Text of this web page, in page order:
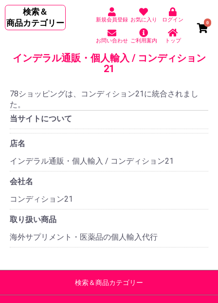
検索＆
商品カテゴリー
新規会員登録 お気に入り ログイン
お問い合わせ ご利用案内 トップ
0
インデラル通販・個人輸入 / コンディション
21
78ショッピングは、コンディション21に統合されまし
た。
当サイトについて
店名
インデラル通販・個人輸入 / コンディション21
会社名
コンディション21
取り扱い商品
海外サプリメント・医薬品の個人輸入代行
検索＆商品カテゴリー